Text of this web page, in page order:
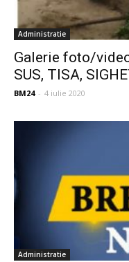
Administratie
Galerie foto/
SUS, TISA,
BM24 - 4 iulie 2020
Administratie